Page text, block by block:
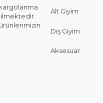
Alt Giyim
Dış Giyim
Aksesuar